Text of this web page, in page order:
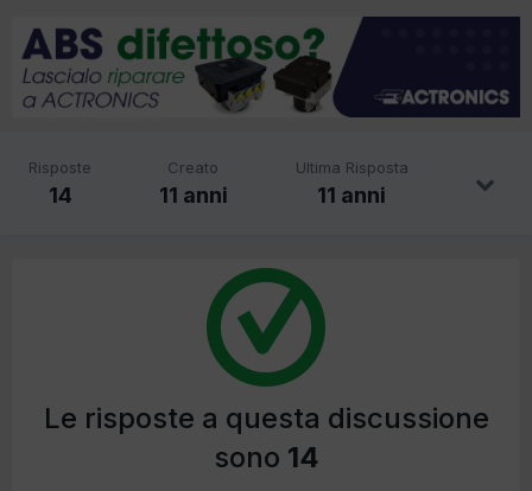
Risposte
14
Creato
11 anni
Ultima Risposta
11 anni
Le risposte a questa discussione
sono 14